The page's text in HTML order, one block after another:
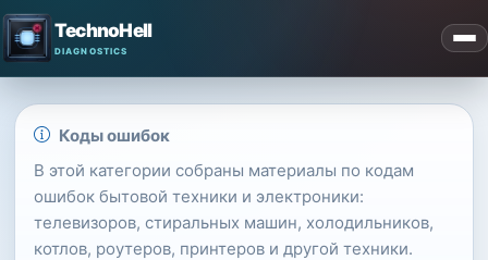
TechnoHell
Коды ошибок
В этой категории собраны материалы по кодам
ошибок бытовой техники и электроники:
телевизоров, стиральных машин, холодильников,
котлов, роутеров, принтеров и другой техники.